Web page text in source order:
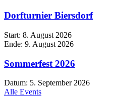
Dorfturnier Biersdorf
Start: 8. August 2026
Ende: 9. August 2026
Sommerfest 2026
Datum: 5. September 2026
Alle Events